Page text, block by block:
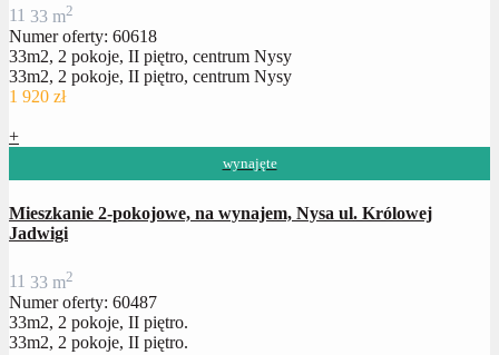
11 33 m2
Numer oferty: 60618
33m2, 2 pokoje, II piętro, centrum Nysy
33m2, 2 pokoje, II piętro, centrum Nysy
1 920 zł
+
wynajęte
Mieszkanie 2-pokojowe, na wynajem, Nysa ul. Królowej
Jadwigi
11 33 m2
Numer oferty: 60487
33m2, 2 pokoje, II piętro.
33m2, 2 pokoje, II piętro.